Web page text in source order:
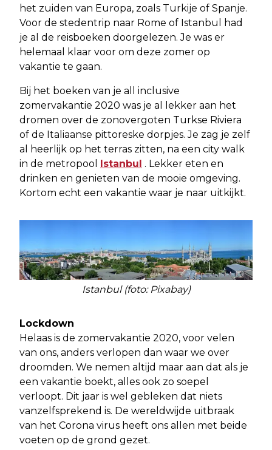
het zuiden van Europa, zoals Turkije of Spanje.
Voor de stedentrip naar Rome of Istanbul had
je al de reisboeken doorgelezen. Je was er
helemaal klaar voor om deze zomer op
vakantie te gaan.
Bij het boeken van je all inclusive
zomervakantie 2020 was je al lekker aan het
dromen over de zonovergoten Turkse Riviera
of de Italiaanse pittoreske dorpjes. Je zag je zelf
al heerlijk op het terras zitten, na een city walk
in de metropool Istanbul . Lekker eten en
drinken en genieten van de mooie omgeving.
Kortom echt een vakantie waar je naar uitkijkt.
Istanbul (foto: Pixabay)
Lockdown
Helaas is de zomervakantie 2020, voor velen
van ons, anders verlopen dan waar we over
droomden. We nemen altijd maar aan dat als je
een vakantie boekt, alles ook zo soepel
verloopt. Dit jaar is wel gebleken dat niets
vanzelfsprekend is. De wereldwijde uitbraak
van het Corona virus heeft ons allen met beide
voeten op de grond gezet.